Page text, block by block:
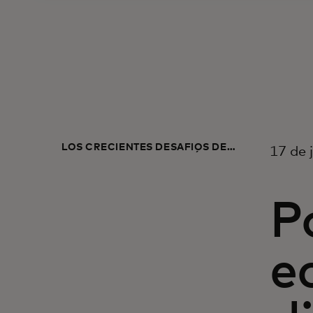
LOS CRECIENTES DESAFÍOS DE
17 de